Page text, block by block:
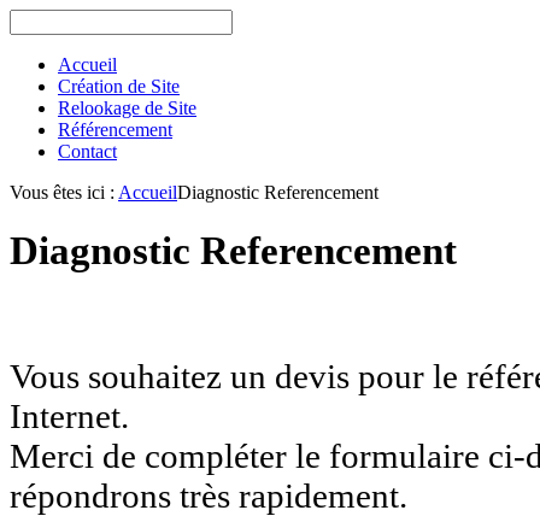
Accueil
Création de Site
Relookage de Site
Référencement
Contact
Vous êtes ici : AccueilDiagnostic Referencement
Diagnostic Referencement
Vous souhaitez un devis pour le
Internet.
Merci de compléter le formulaire ci-
répondrons très rapidement.